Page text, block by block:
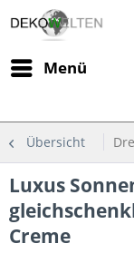
Menü
Übersicht
Luxus
Creme